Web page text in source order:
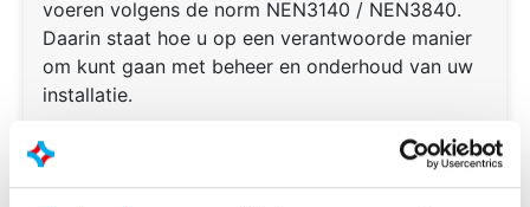
voeren volgens de norm NEN3140 / NEN3840.
Daarin staat hoe u op een verantwoorde manier
om kunt gaan met beheer en onderhoud van uw
installatie.
Het organiseren en uitvoeren van de
installatieverantwoordelijkheid heeft meer